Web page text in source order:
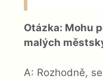
Otázka: Mohu
malých
A: Rozhodně,